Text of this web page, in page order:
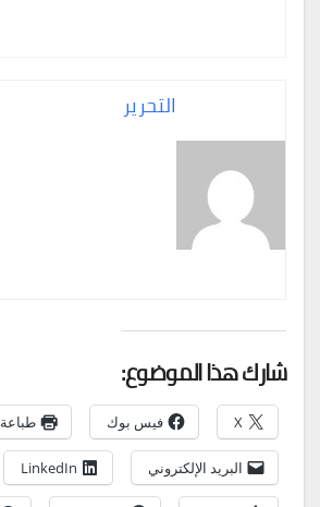
التحرير
شارك هذا الموضوع:
X فيس بوك طباعة
البريد الإلكتروني LinkedIn